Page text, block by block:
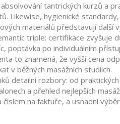
tantrických kurzů a
Likewise, hygienické standardy,
materiálů představují další
triple: certifikace zvyšuje
poptávka po individuálním
to znamená, že vyšší cena
v běžných masážních studiích.
detailní rozbory: od
a přehled nejlepších
na faktuře, a usnadní